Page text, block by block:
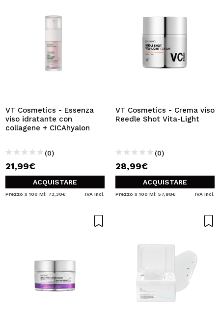
VT Cosmetics - Essenza
viso idratante con
collagene + CICAhyalon
(0)
21,99€
ACQUISTARE
Prezzo x 100 Ml: 73,30€ IVA Incl.
VT Cosmetics - Crema viso
Reedle Shot Vita-Light
(0)
28,99€
ACQUISTARE
Prezzo x 100 Ml: 57,98€ IVA Incl.